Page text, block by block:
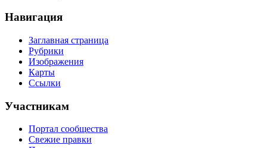
Навигация
Заглавная страница
Рубрики
Изображения
Карты
Ссылки
Участникам
Портал сообщества
Свежие правки